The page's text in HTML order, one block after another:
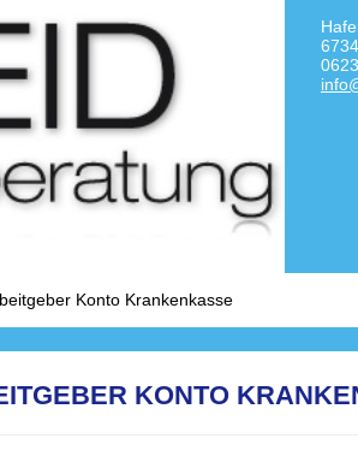
Konto Krankenkasse
KONTO